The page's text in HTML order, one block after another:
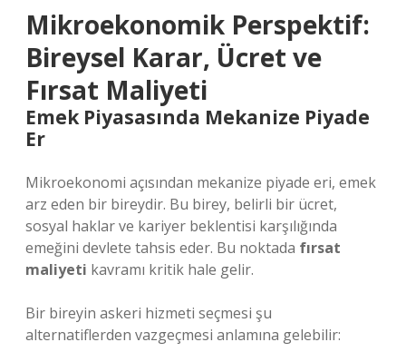
Mikroekonomik Perspektif:
Bireysel Karar, Ücret ve
Fırsat Maliyeti
Emek Piyasasında Mekanize Piyade
Er
Mikroekonomi açısından mekanize piyade eri, emek
arz eden bir bireydir. Bu birey, belirli bir ücret,
sosyal haklar ve kariyer beklentisi karşılığında
emeğini devlete tahsis eder. Bu noktada fırsat
maliyeti kavramı kritik hale gelir.
Bir bireyin askeri hizmeti seçmesi şu
alternatiflerden vazgeçmesi anlamına gelebilir: